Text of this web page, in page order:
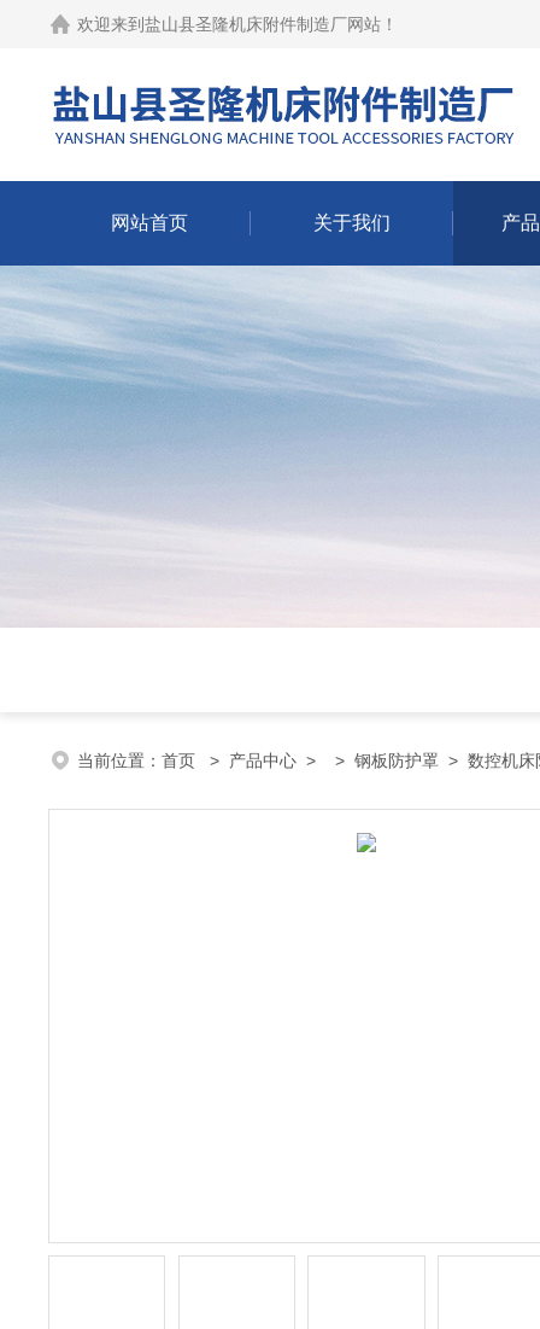
欢迎来到 盐山县圣隆机床附件制造厂网站 ！
网站首页 关于我们 产
当前位置： 首页 > 产品中心 > > 钢板防护罩 > 数控机床